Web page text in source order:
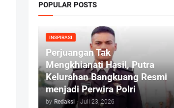
POPULAR POSTS
INSPIRASI
Perjuangan Tak
Mengkhianati Hasil, Putra
Kelurahan Bangkuang Resmi
menjadi Perwira Polri
by Redaksi - Juli 23, 2026